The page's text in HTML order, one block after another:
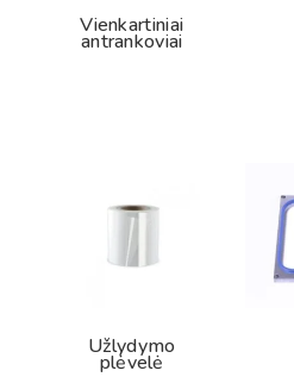
Vienkartiniai
antrankoviai
Užlydymo
plėvelė